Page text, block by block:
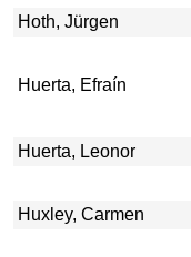
Hoth, Jürgen
Huerta, Efraín
Huerta, Leonor
Huxley, Carmen